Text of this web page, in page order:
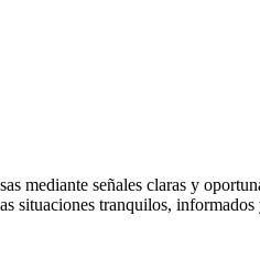
mediante señales claras y
situaciones tranquilos,